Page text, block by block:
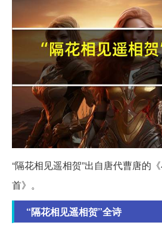
“隔花相见遥相贺”出自唐代曹唐的
首》。
“隔花相见遥相贺”全诗